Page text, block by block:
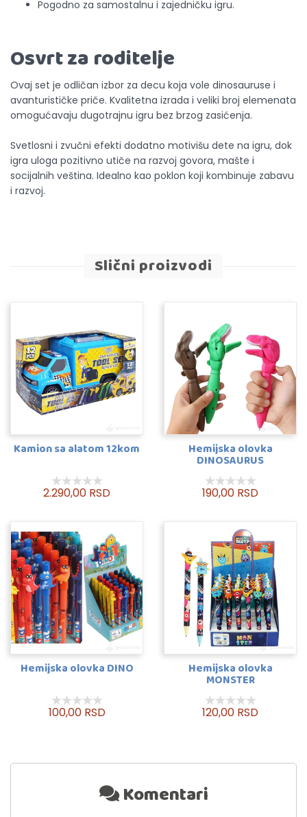
Pogodno za samostalnu i zajedničku igru.
Osvrt za roditelje
Ovaj set je odličan izbor za decu koja vole dinosauruse i
avanturističke priče. Kvalitetna izrada i veliki broj elemenata
omogućavaju dugotrajnu igru bez brzog zasićenja.
Svetlosni i zvučni efekti dodatno motivišu dete na igru, dok
igra uloga pozitivno utiče na razvoj govora, mašte i
socijalnih veština. Idealno kao poklon koji kombinuje zabavu
i razvoj.
Slični proizvodi
Kamion sa alatom 12kom
2.290,00 RSD
Hemijska olovka
DINOSAURUS
190,00 RSD
Hemijska olovka DINO
100,00 RSD
Hemijska olovka
MONSTER
120,00 RSD
Komentari